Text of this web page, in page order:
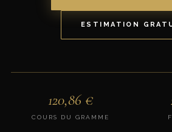
ESTIMATION
120,86€
COURS DU GRAMME